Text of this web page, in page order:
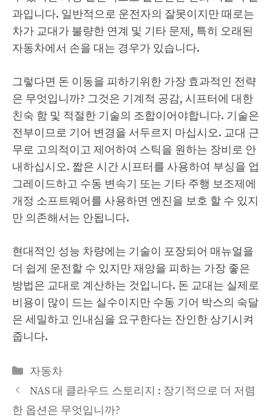
과입니다. 일반적으로 운전자의 잘못이지만 때로는
차가 교대가 불량한 연계 및 기타 문제, 특히 오래된
자동차에서 손을 대는 경우가 있습니다.
그렇다면 돈 이동을 피하기위한 가장 효과적인 전략
은 무엇입니까? 그것은 기계적 공감, 시프터에 대한
친숙 함 및 적절한 기술의 조합이어야합니다. 기술은
전부이므로 기어 변경을 서두르지 마십시오. 교대 근
무로 고의적이고 제어하여 스틱을 원하는 장비로 안
내하십시오. 짧은 시간 시프터를 사용하여 부싱을 업
그레이드하고 수동 변속기 또는 기타 주행 보조제에
개정 소프트웨어를 사용하면 엔진을 보호 할 수 있지
만 의존해서는 안됩니다.
현대적인 성능 차량에는 기술이 포장되어 매뉴얼을
더 쉽게 운전할 수 있지만 재앙을 피하는 가장 좋은
방법은 교대로 계산하는 것입니다. 돈 교대는 실제로
비용이 많이 드는 실수이지만 수동 기어 박스의 숙달
은 세밀하고 인내심을 요구한다는 잔인한 상기시켜
줍니다.
Categories
자동차
NAS 대 클라우드 스토리지 : 장기적으로 더 저렴
한 옵션은 무엇입니까?